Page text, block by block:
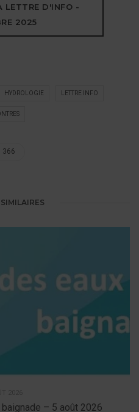
LETTRE D'INFO -
2025
HYDROLOGIE LETTRE INFO
366
– 5 août 2026